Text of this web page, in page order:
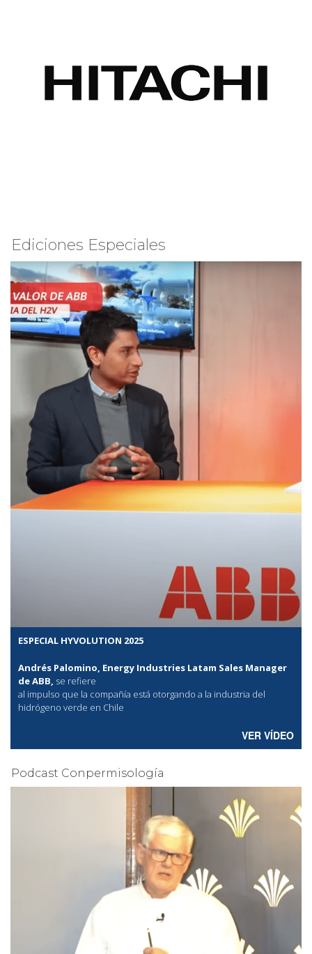
Ediciones Especiales
ESPECIAL HYVOLUTION 2025
Andrés Palomino, Energy Industries Latam Sales Manager
de ABB, se refiere
al impulso que la compañía está otorgando a la industria del
hidrógeno verde en Chile
VER VÍDEO
Podcast Conpermisología